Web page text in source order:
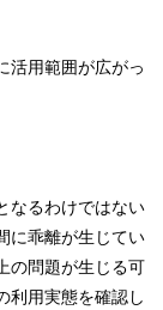
活用範囲が広がっ
なるわけではない
に乖離が生じてい
の問題が生じる可
利用実態を確認し